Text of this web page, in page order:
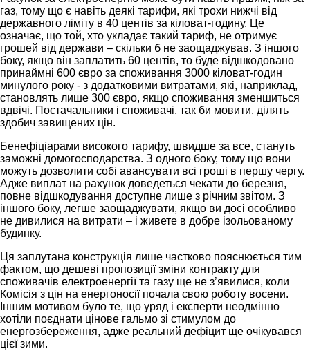
газ, тому що є навіть деякі тарифи, які трохи нижчі від
державного ліміту в 40 центів за кіловат-годину. Це
означає, що той, хто укладає такий тариф, не отримує
грошей від держави – скільки б не заощаджував. З іншого
боку, якщо він заплатить 60 центів, то буде відшкодовано
принаймні 600 євро за споживання 3000 кіловат-годин
минулого року - з додатковими витратами, які, наприклад,
становлять лише 300 євро, якщо споживання зменшиться
вдвічі. Постачальники і споживачі, так би мовити, ділять
здобич завищених цін.
Бенефіціарами високого тарифу, швидше за все, стануть
заможні домогосподарства. З одного боку, тому що вони
можуть дозволити собі авансувати всі гроші в першу чергу.
Адже виплат на рахунок доведеться чекати до березня,
повне відшкодування доступне лише з річним звітом. З
іншого боку, легше заощаджувати, якщо ви досі особливо
не дивилися на витрати – і живете в добре ізольованому
будинку.
Ця заплутана конструкція лише частково пояснюється тим
фактом, що дешеві пропозиції зміни контракту для
споживачів електроенергії та газу ще не з’явилися, коли
Комісія з цін на енергоносії почала свою роботу восени.
Іншим мотивом було те, що уряд і експерти неодмінно
хотіли поєднати цінове гальмо зі стимулом до
енергозбереження, адже реальний дефіцит ще очікувався
цієї зими.